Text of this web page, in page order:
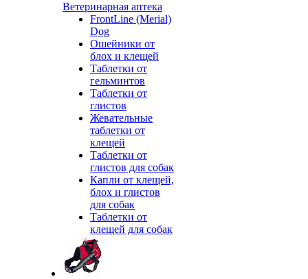
Ветеринарная аптека
FrontLine (Merial)
Dog
Ошейники от
блох и клещей
Таблетки от
гельминтов
Таблетки от
глистов
Жевательные
таблетки от
клещей
Таблетки от
глистов для собак
Капли от клещей,
блох и глистов
для собак
Таблетки от
клещей для собак